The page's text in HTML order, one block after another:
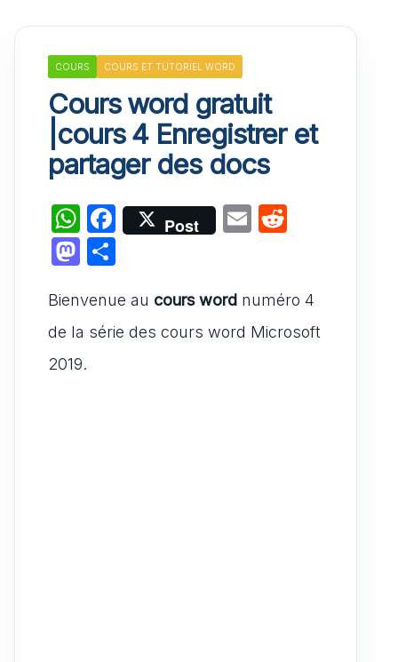
COURS COURS ET TUTORIEL WORD
Cours word gratuit
|cours 4 Enregistrer et
partager des docs
W
h
at
s
A
p
F
a
e
b
Post
E
l
di
t
M
st
o
d
ta
g
Bienvenue au cours word numéro 4
de la série des cours word Microsoft
2019.